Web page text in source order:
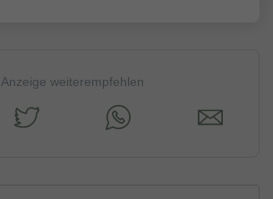
Anzeige weiterempfehlen